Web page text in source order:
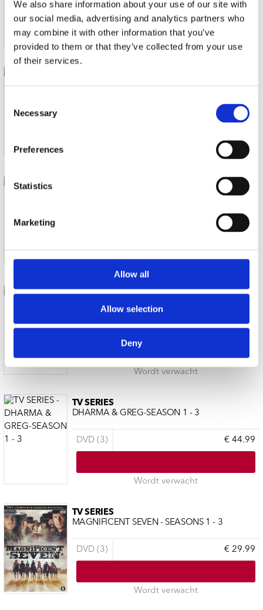
We also share information about your use of our site with
our social media, advertising and analytics partners who
may combine it with other information that you’ve
provided to them or that they’ve collected from your use
of their services.
Selection
Necessary
Preferences
Statistics
Marketing
Allow all
Allow selection
Deny
DVD (6) € 49.99
Wordt verwacht
€ 49.99
€ 49.99
TV SERIES
STARGATE SG 1 -PILOT-
DVD (2) € 22.99
Wordt verwacht
TV SERIES
DHARMA & GREG-SEASON 1 - 3
DVD (3) € 44.99
Wordt verwacht
TV SERIES
MAGNIFICENT SEVEN - SEASONS 1 - 3
DVD (3) € 29.99
Wordt verwacht